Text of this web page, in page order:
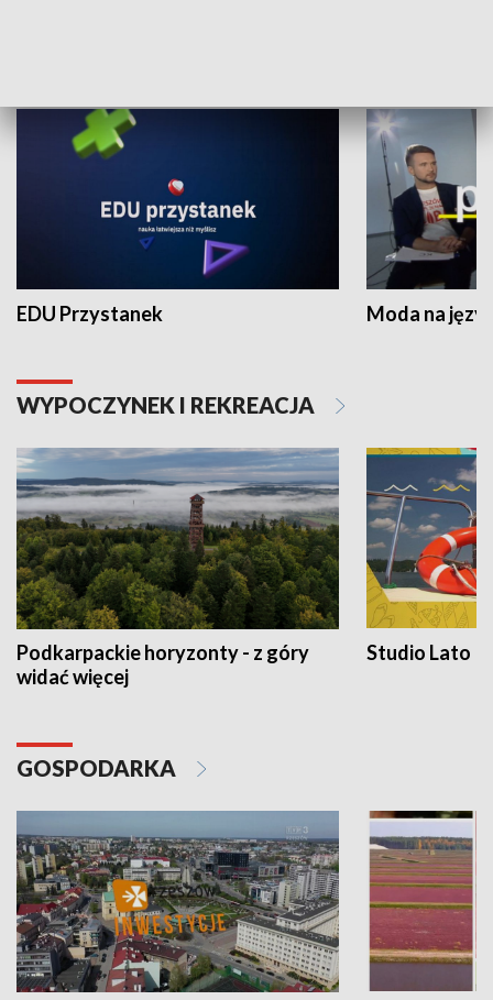
EDU Przystanek Moda na
WYPOCZYNEK I REKREACJA
Podkarpackie horyzonty - z góry
widać więcej
Studio Lato
GOSPODARKA